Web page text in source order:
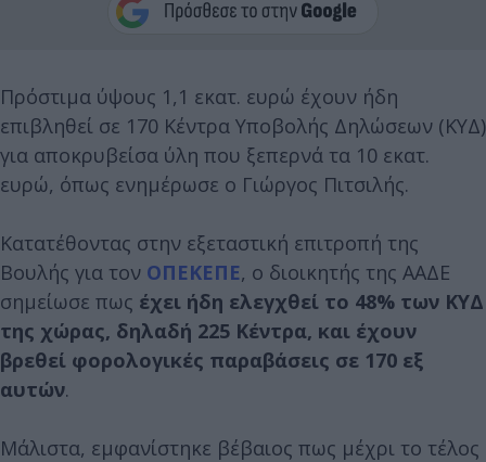
Πρόστιμα ύψους 1,1 εκατ. ευρώ έχουν ήδη
επιβληθεί σε 170 Κέντρα Υποβολής Δηλώσεων (ΚΥΔ)
για αποκρυβείσα ύλη που ξεπερνά τα 10 εκατ.
ευρώ, όπως ενημέρωσε ο Γιώργος Πιτσιλής.
Κατατέθοντας στην εξεταστική επιτροπή της
Βουλής για τον ΟΠΕΚΕΠΕ, ο διοικητής της ΑΑΔΕ
σημείωσε πως έχει ήδη ελεγχθεί το 48% των ΚΥΔ
της χώρας, δηλαδή 225 Κέντρα, και έχουν
βρεθεί φορολογικές παραβάσεις σε 170 εξ
αυτών.
Μάλιστα, εμφανίστηκε βέβαιος πως μέχρι το τέλος